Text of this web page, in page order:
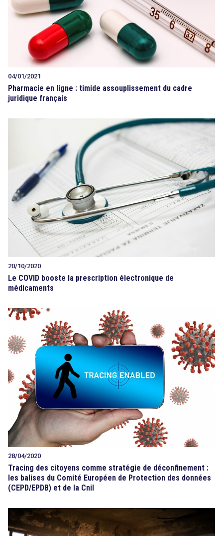
04/01/2021
Pharmacie en ligne : timide assouplissement du cadre
juridique français
20/10/2020
Le COVID booste la prescription électronique de
médicaments
28/04/2020
Tracing des citoyens comme stratégie de déconfinement :
les balises du Comité Européen de Protection des données
(CEPD/EPDB) et de la Cnil